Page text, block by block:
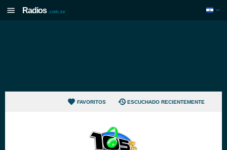
Radios .com.sv
FAVORITOS ESCUCHADO RECIENTEMENTE